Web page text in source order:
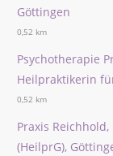
Göttingen
0,52 km
Psychotherapie
Heilpraktikerin
0,52 km
Praxis
(HeilprG),